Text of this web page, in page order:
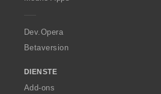
a
Dev.Opera
Betaversion
DIENSTE
Add-ons